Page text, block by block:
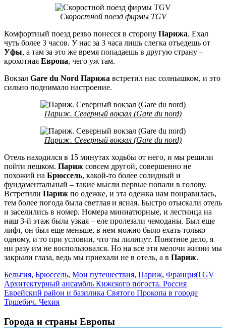
Скоростной поезд фирмы TGV
Комфортный поезд резво понесся в сторону Парижа. Ехал
чуть более 3 часов. У нас за 3 часа лишь слегка отъедешь от
Уфы, а там за это же время попадаешь в другую страну –
крохотная Европа, чего уж там.
Вокзал Gare du Nord Парижа встретил нас солнышком, и это
сильно поднимало настроение.
Париж. Северный вокзал (Gare du nord)
Париж. Северный вокзал (Gare du nord)
Отель находился в 15 минутах ходьбы от него, и мы решили
пойти пешком. Париж совсем другой, совершенно не
похожий на Брюссель, какой-то более солидный и
фундаментальный – такие мысли первые попали в голову.
Встретили Париж по одежке, и эта одежка нам понравилась,
тем более погода была светлая и ясная. Быстро отыскали отель
и заселились в номер. Номера миниатюрные, и лестница на
наш 3-й этаж была узкая – еле пролезали чемоданы. Был еще
лифт, он был еще меньше, в нем можно было ехать только
одному, и то при условии, что ты лилипут. Понятное дело, я
ни разу им не воспользовался. Но на все эти мелочи жизни мы
закрыли глаза, ведь мы приехали не в отель, а в Париж.
Бельгия, Брюссель, Мои путешествия, Париж, ФранцияTGV
Навигация
по
Архитектурный ансамбль Кижского погоста. Россия
Еврейский район и базилика Святого Прокопа в городе
Тршебич. Чехия
Города и страны Европы